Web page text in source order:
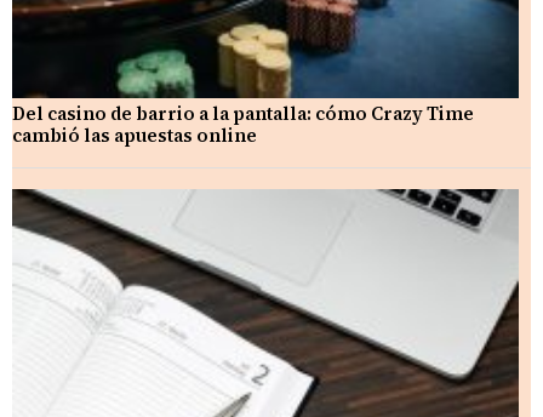
Del casino de barrio a la pantalla: cómo Crazy Time
cambió las apuestas online